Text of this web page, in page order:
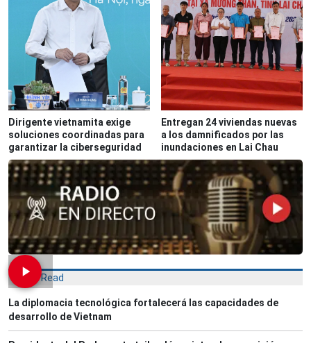
Dirigente vietnamita exige
soluciones coordinadas para
garantizar la ciberseguridad
Entregan 24 viviendas nuevas
a los damnificados por las
inundaciones en Lai Chau
Most Read
La diplomacia tecnológica fortalecerá las capacidades de
desarrollo de Vietnam